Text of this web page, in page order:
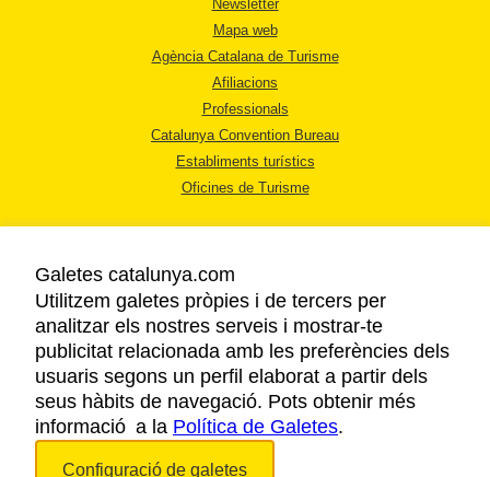
Newsletter
Mapa web
Agència Catalana de Turisme
Afiliacions
Professionals
Catalunya Convention Bureau
Establiments turístics
Oficines de Turisme
AVÍS LEGAL
POLÍTICA DE PRIVACITAT
COOKIES
ACCESSIBILITAT
Galetes catalunya.com
Utilitzem galetes pròpies i de tercers per
analitzar els nostres serveis i mostrar-te
publicitat relacionada amb les preferències dels
usuaris segons un perfil elaborat a partir dels
seus hàbits de navegació. Pots obtenir més
informació a la Política de Galetes.
Configuració de galetes